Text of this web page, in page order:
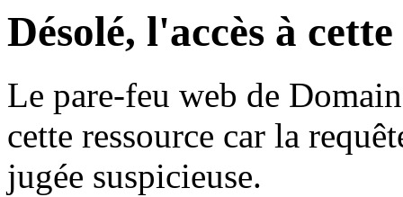
Désolé, l'accès à
Le pare-feu web de
cette ressource car la
jugée suspicieuse.